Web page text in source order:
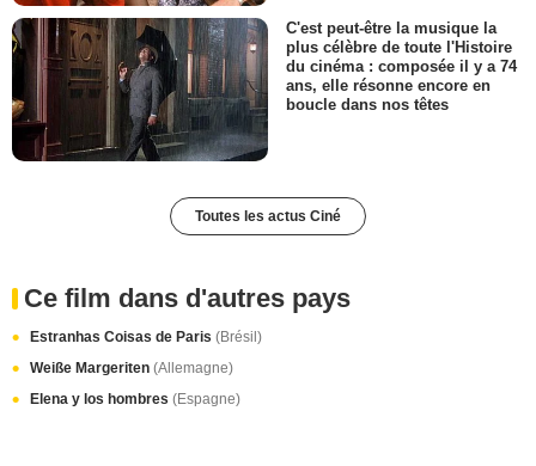
C'est peut-être la musique la
plus célèbre de toute l'Histoire
du cinéma : composée il y a 74
ans, elle résonne encore en
boucle dans nos têtes
Toutes les actus Ciné
Ce film dans d'autres pays
Estranhas Coisas de Paris (Brésil)
Weiße Margeriten (Allemagne)
Elena y los hombres (Espagne)